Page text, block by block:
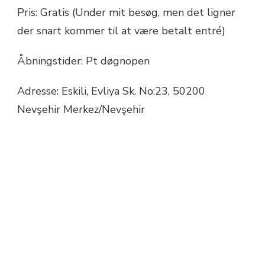
Pris: Gratis (Under mit besøg, men det ligner
der snart kommer til at være betalt entré)
Åbningstider: Pt døgnopen
Adresse: Eskili, Evliya Sk. No:23, 50200
Nevşehir Merkez/Nevşehir